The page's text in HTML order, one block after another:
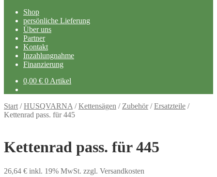
Shop
persönliche Lieferung
Über uns
Partner
Kontakt
Inzahlungnahme
Finanzierung
0,00 € 0 Artikel
Start /HUSQVARNA /Kettensägen / Zubehör/Ersatzteile /
Kettenrad pass. für 445
Kettenrad pass. für 445
26,64 € inkl. 19% MwSt. zzgl. Versandkosten